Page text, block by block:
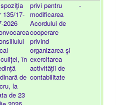
135/17-
2026
în
de
la
de 23
privi pentru
modificarea
Acordului de
cooperare
privind
organizarea și
exercitarea
activității de
contabilitate
-